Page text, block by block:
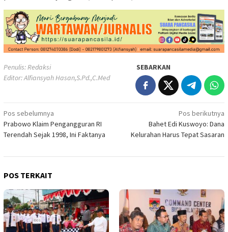
Penulis: Redaksi
Editor: Alfiansyah Hasan,S.Pd.,C.Med
SEBARKAN
Navigasi
pos
Pos sebelumnya
Prabowo Klaim Pengangguran RI
Terendah Sejak 1998, Ini Faktanya
Pos berikutnya
Bahet Edi Kuswoyo: Dana
Kelurahan Harus Tepat Sasaran
POS TERKAIT